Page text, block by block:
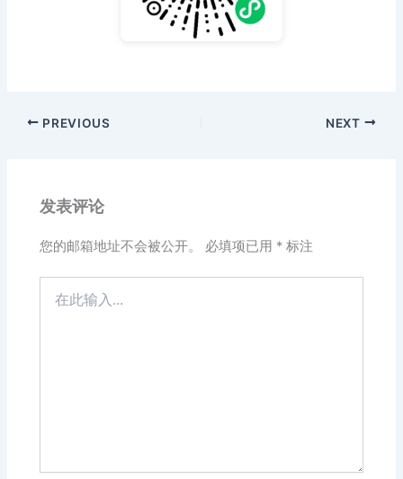
PREVIOUS NEXT
发表评论
您的邮箱地址不会被公开。 必填项已用 * 标注